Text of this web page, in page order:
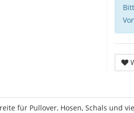
für Pullover, Hosen, Schals und